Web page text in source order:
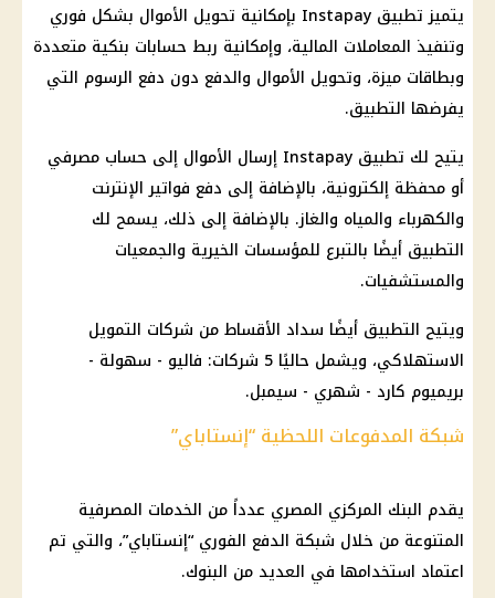
يتميز تطبيق Instapay بإمكانية تحويل الأموال بشكل فوري
وتنفيذ المعاملات المالية، وإمكانية ربط حسابات بنكية متعددة
وبطاقات ميزة، وتحويل الأموال والدفع دون دفع الرسوم التي
يفرضها التطبيق.
يتيح لك تطبيق Instapay إرسال الأموال إلى حساب مصرفي
أو محفظة إلكترونية، بالإضافة إلى دفع فواتير الإنترنت
والكهرباء والمياه والغاز. بالإضافة إلى ذلك، يسمح لك
التطبيق أيضًا بالتبرع للمؤسسات الخيرية والجمعيات
والمستشفيات.
ويتيح التطبيق أيضًا سداد الأقساط من شركات التمويل
الاستهلاكي، ويشمل حاليًا 5 شركات: فاليو - سهولة -
بريميوم كارد - شهري - سيمبل.
شبكة المدفوعات اللحظية “إنستاباي”
يقدم البنك المركزي المصري عدداً من الخدمات المصرفية
المتنوعة من خلال شبكة الدفع الفوري “إنستاباي”، والتي تم
اعتماد استخدامها في العديد من البنوك.